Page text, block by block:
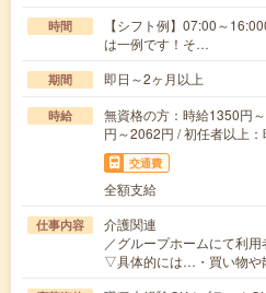
時間
【シフト例】07:00～
は一例です！そ…
期間 即日～2ヶ月以上
時給
無資格の方：時給1350円
円～2062円 / 初任者以上
交通費
全額支給
仕事内容
介護関連
／グループホームにて利
▽具体的には…・買い物や